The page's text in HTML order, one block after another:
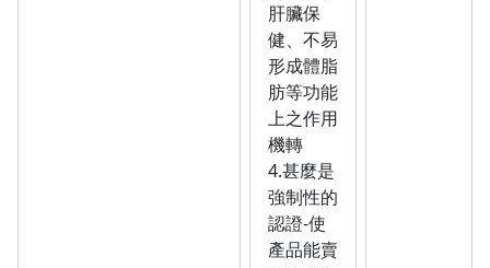
肝臟保
健、不易
形成體脂
肪等功能
上之作用
機轉
4.甚麼是
強制性的
認證-使
產品能賣